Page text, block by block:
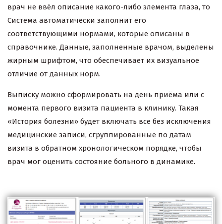
врач не ввёл описание какого-либо элемента глаза, то
Система автоматически заполнит его
соответствующими нормами, которые описаны в
справочнике. Данные, заполненные врачом, выделены
жирным шрифтом, что обеспечивает их визуальное
отличие от данных норм.
Выписку можно сформировать на день приёма или с
момента первого визита пациента в клинику. Такая
«История болезни» будет включать все без исключения
медицинские записи, сгруппированные по датам
визита в обратном хронологическом порядке, чтобы
врач мог оценить состояние больного в динамике.